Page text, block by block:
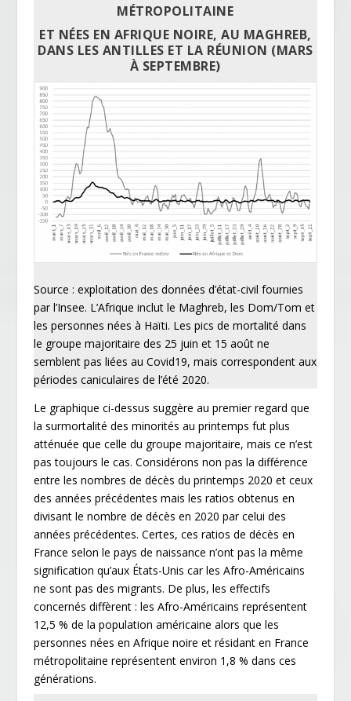
MÉTROPOLITAINE
ET NÉES EN AFRIQUE NOIRE, AU MAGHREB,
DANS LES ANTILLES ET LA RÉUNION (MARS
À SEPTEMBRE)
Source : exploitation des données d’état-civil fournies
par l’Insee. L’Afrique inclut le Maghreb, les Dom/Tom et
les personnes nées à Haïti. Les pics de mortalité dans
le groupe majoritaire des 25 juin et 15 août ne
semblent pas liées au Covid19, mais correspondent aux
périodes caniculaires de l’été 2020.
Le graphique ci-dessus suggère au premier regard que
la surmortalité des minorités au printemps fut plus
atténuée que celle du groupe majoritaire, mais ce n’est
pas toujours le cas. Considérons non pas la différence
entre les nombres de décès du printemps 2020 et ceux
des années précédentes mais les ratios obtenus en
divisant le nombre de décès en 2020 par celui des
années précédentes. Certes, ces ratios de décès en
France selon le pays de naissance n’ont pas la même
signification qu’aux États-Unis car les Afro-Américains
ne sont pas des migrants. De plus, les effectifs
concernés diffèrent : les Afro-Américains représentent
12,5 % de la population américaine alors que les
personnes nées en Afrique noire et résidant en France
métropolitaine représentent environ 1,8 % dans ces
générations.